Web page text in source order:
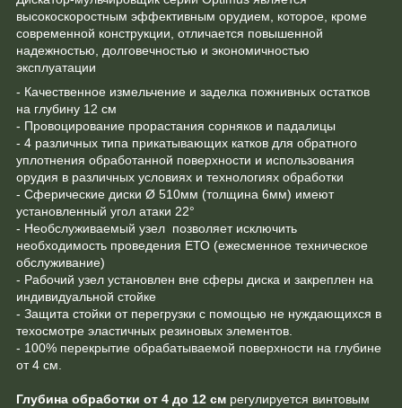
высокоскоростным эффективным орудием, которое, кроме
современной конструкции, отличается повышенной
надежностью, долговечностью и экономичностью
эксплуатации
- Качественное измельчение и заделка пожнивных остатков
на глубину 12 см
- Провоцирование прорастания сорняков и падалицы
- 4 различных типа прикатывающих катков для обратного
уплотнения обработанной поверхности и использования
орудия в различных условиях и технологиях обработки
- Сферические диски Ø 510мм (толщина 6мм) имеют
установленный угол атаки 22°
- Необслуживаемый узел позволяет исключить
необходимость проведения ЕТО (ежесменное техническое
обслуживание)
- Рабочий узел установлен вне сферы диска и закреплен на
индивидуальной стойке
- Защита стойки от перегрузки с помощью не нуждающихся в
техосмотре эластичных резиновых элементов.
- 100% перекрытие обрабатываемой поверхности на глубине
от 4 см.
Глубина обработки от 4 до 12 см регулируется винтовым